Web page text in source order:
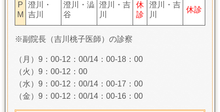
P
M
澄川・
吉川
澄川・澁
谷
澄川・吉
川
休
診
澄川・吉
川
休診
※副院長（吉川桃子医師）の診察
（月）9：00-12：00/14：00-18：00
（火）9：00-12：00
（水）9：00-12：00/14：00-17：00
（金）9：00-12：00/14：00-16：00